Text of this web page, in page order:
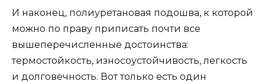
И наконец, полиуретановая подошва, к которой
можно по праву приписать почти все
вышеперечисленные достоинства:
термостойкость, износоустойчивость, легкость
и долговечность. Вот только есть один